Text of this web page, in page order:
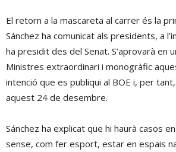
El retorn a la mascareta al carrer és la
Sánchez ha comunicat als presidents, a
ha presidit des del Senat. S’aprovarà en
Ministres extraordinari i monogràfic
intenció que es publiqui al BOE i, per
aquest 24 de desembre.
Sánchez ha explicat que hi haurà casos
sense, com fer esport, estar en espais